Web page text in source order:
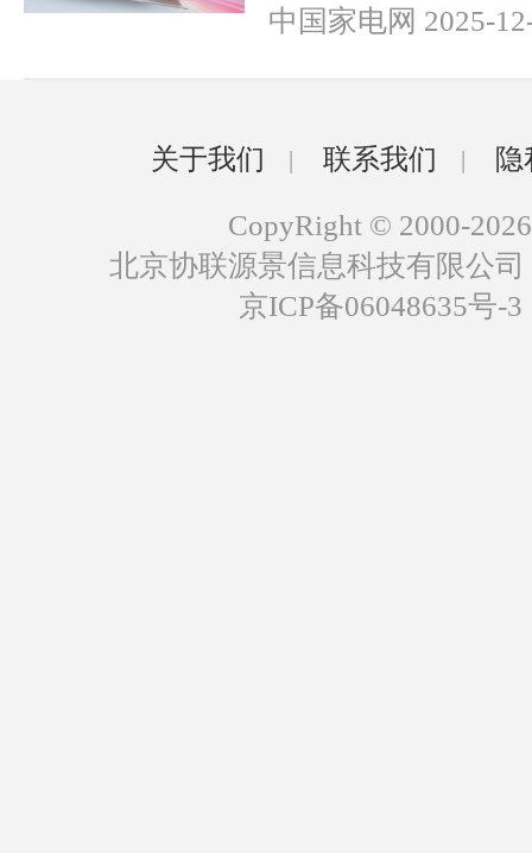
中国家电网 2025-
关于我们 | 联系我们 |
CopyRight © 2000-2026
北京协联源景信息科技有限公
京ICP备06048635号-3